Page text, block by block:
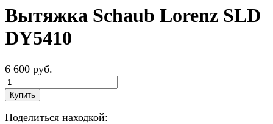
Вытяжка Schaub Lorenz SLD
DY5410
6 600 руб.
Купить
Поделиться находкой: